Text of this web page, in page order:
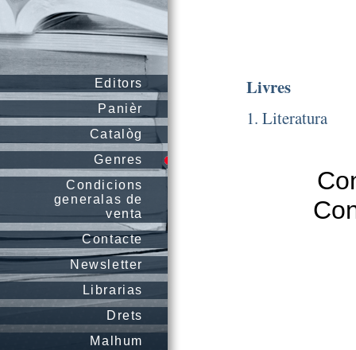
Editors
Panièr
Catalòg
Genres
Condicions
generalas de
venta
Contacte
Newsletter
Librarias
Drets
Malhum
Livres
1. Literatura